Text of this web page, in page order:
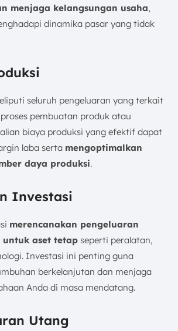
menjaga kelangsungan usaha,
dinamika pasar yang tidak
seluruh pengeluaran yang terkait
pembuatan produk atau
biaya produksi yang efektif dapat
laba serta mengoptimalkan
daya produksi.
Investasi
merencanakan pengeluaran
aset tetap seperti peralatan,
Investasi ini penting guna
berkelanjutan dan menjaga
Anda di masa mendatang.
Utang